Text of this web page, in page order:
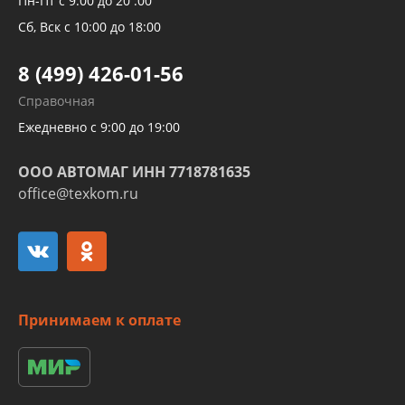
Трубок кондиционеров
Развертка пайка медных стальных
алюминиевых трубок и штуцеров
Сб, Вск с 10:00 до 18:00
8 (499) 426-01-56
Справочная
Ежедневно с 9:00 до 19:00
ООО АВТОМАГ ИНН 7718781635
office@texkom.ru
Принимаем к оплате